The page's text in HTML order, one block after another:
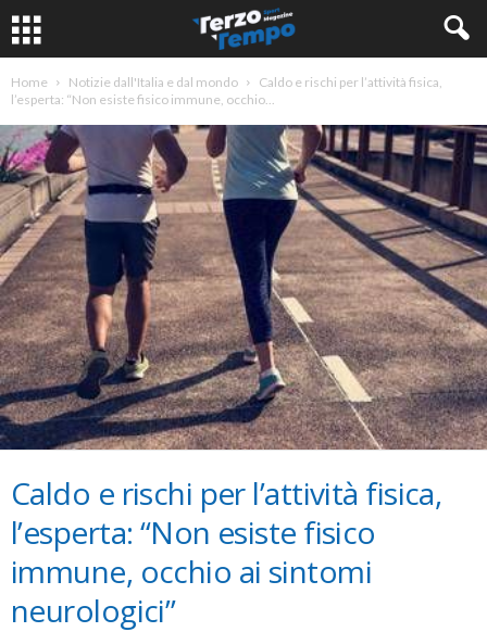
Home Notizie dall'Italia e dal mondo
Caldo e rischi per l’attività fisica,
l’esperta: “Non esiste fisico immune, occhio...
Caldo e rischi per l’attività fisica,
l’esperta: “Non esiste fisico
immune, occhio ai sintomi
neurologici”